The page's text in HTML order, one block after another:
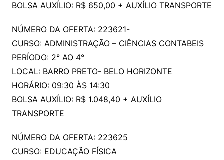
BOLSA AUXÍLIO: R$ 650,00 + AUXÍLIO TRANSPORTE
NÚMERO DA OFERTA: 223621-
CURSO: ADMINISTRAÇÃO – CIÊNCIAS CONTABEIS
PERÍODO: 2° AO 4°
LOCAL: BARRO PRETO- BELO HORIZONTE
HORÁRIO: 09:30 ÀS 14:30
BOLSA AUXÍLIO: R$ 1.048,40 + AUXÍLIO
TRANSPORTE
NÚMERO DA OFERTA: 223625
CURSO: EDUCAÇÃO FÍSICA